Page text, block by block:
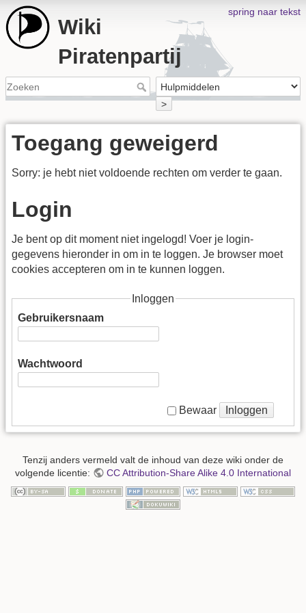
spring naar tekst
Wiki
Piratenpartij
>
Toegang geweigerd
Sorry: je hebt niet voldoende rechten om verder te gaan.
Login
Je bent op dit moment niet ingelogd! Voer je login-
gegevens hieronder in om in te loggen. Je browser moet
cookies accepteren om in te kunnen loggen.
Inloggen
Gebruikersnaam
Wachtwoord
Bewaar Inloggen
Tenzij anders vermeld valt de inhoud van deze wiki onder de
volgende licentie:
CC Attribution-Share Alike 4.0 International